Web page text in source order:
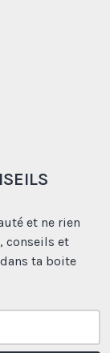
et ne rien
conseils et
ta boite